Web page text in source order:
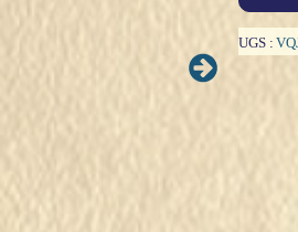
UGS :